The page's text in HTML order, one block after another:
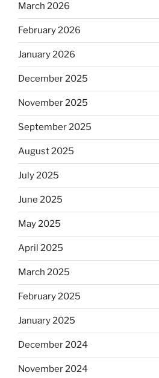
March 2026
February 2026
January 2026
December 2025
November 2025
September 2025
August 2025
July 2025
June 2025
May 2025
April 2025
March 2025
February 2025
January 2025
December 2024
November 2024